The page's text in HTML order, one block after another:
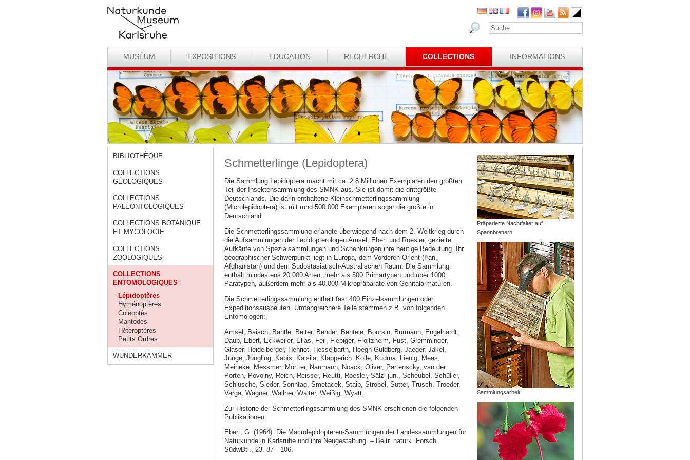
MUSÉUM EXPOSITIONS EDUCATION RECHERCHE COLLECTIONS INFORMATIONS
BIBLIOTHÈQUE
COLLECTIONS
GÉOLOGIQUES
COLLECTIONS
PALÉONTOLOGIQUES
COLLECTIONS BOTANIQUE
ET MYCOLOGIE
COLLECTIONS
ZOOLOGIQUES
COLLECTIONS
ENTOMOLOGIQUES
Lépidoptères
Hyménoptères
Coléoptès
Mantodés
Hétéroptères
Petits Ordres
WUNDERKAMMER
Schmetterlinge (Lepidoptera)
Die Sammlung Lepidoptera macht mit ca. 2.8 Millionen Exemplaren den größten
Teil der Insektensammlung des SMNK aus. Sie ist damit die drittgrößte
Deutschlands. Die darin enthaltene Kleinschmetterlingssammlung
(Microlepidoptera) ist mit rund 500.000 Exemplaren sogar die größte in
Deutschland.
Die Schmetterlingssammlung erlangte überwiegend nach dem 2. Weltkrieg durch
die Aufsammlungen der Lepidopterologen Amsel, Ebert und Roesler, gezielte
Aufkäufe von Spezialsammlungen und Schenkungen ihre heutige Bedeutung. Ihr
geographischer Schwerpunkt liegt in Europa, dem Vorderen Orient (Iran,
Afghanistan) und dem Südostasiatisch-Australischen Raum. Die Sammlung
enthält mindestens 20.000 Arten, mehr als 500 Primärtypen und über 1000
Paratypen, außerdem mehr als 40.000 Mikropräparate von Genitalarmaturen.
Die Schmetterlingssammlung enthält fast 400 Einzelsammlungen oder
Expeditionsausbeuten. Umfangreichere Teile stammen z.B. von folgenden
Entomologen:
Amsel, Baisch, Bantle, Belter, Bender, Bentele, Boursin, Burmann, Engelhardt,
Daub, Ebert, Eckweiler, Elias, Feil, Fiebiger, Froitzheim, Fust, Gremminger,
Glaser, Heidelberger, Henriot, Hesselbarth, Hoegh-Guldberg, Jaeger, Jäkel,
Junge, Jüngling, Kabis, Kaisila, Klapperich, Kolle, Kudrna, Lienig, Mees,
Meineke, Messmer, Mörtter, Naumann, Noack, Oliver, Partenscky, van der
Porten, Povolny, Reich, Reisser, Reutti, Roesler, Sälzl jun., Scheubel, Schüller,
Schlusche, Sieder, Sonntag, Smetacek, Staib, Strobel, Sutter, Trusch, Troeder,
Varga, Wagner, Wallner, Walter, Weißig, Wyatt.
Zur Historie der Schmetterlingssammlung des SMNK erschienen die folgenden
Publikationen:
Ebert, G. (1964): Die Macrolepidopteren-Sammlungen der Landessammlungen für
Naturkunde in Karlsruhe und ihre Neugestaltung. – Beitr. naturk. Forsch.
SüdwDtl., 23. 87—106.
Präparierte Nachtfalter auf
Spannbrettern
Sammlungsarbeit